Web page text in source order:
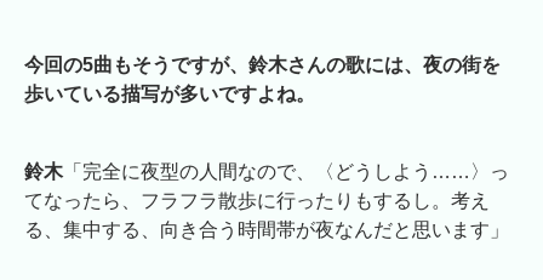
今回の5曲もそうですが、鈴木さんの歌には、夜の街を
歩いている描写が多いですよね。
鈴木「完全に夜型の人間なので、〈どうしよう……〉っ
てなったら、フラフラ散歩に行ったりもするし。考え
る、集中する、向き合う時間帯が夜なんだと思います」